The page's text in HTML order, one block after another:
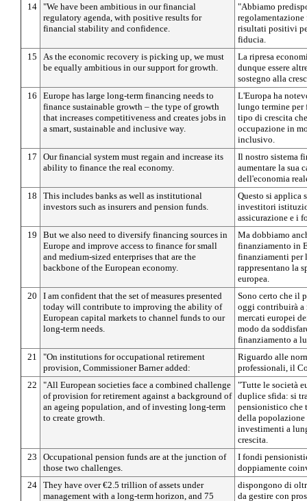
14 "We have been ambitious in our financial
regulatory agenda, with positive results for
financial stability and confidence.
"Abbiamo
risultati positivi
fiducia.
15
As the economic recovery is picking up, we must
be equally ambitious in our support for growth.
La ripresa
dunque essere
sostegno alla
16
Europe has large long-term financing needs to
finance sustainable growth – the type of growth
that increases competitiveness and creates jobs in
a smart, sustainable and inclusive way.
L'Europa ha
lungo termine per
tipo di crescita
occupazione in
inclusivo.
17
Our financial system must regain and increase its
ability to finance the real economy.
Il nostro sistema
aumentare la sua
dell'economia
18
This includes banks as well as institutional
investors such as insurers and pension funds.
Questo si applica
investitori
assicurazione e i
19
But we also need to diversify financing sources in
Europe and improve access to finance for small
and medium-sized enterprises that are the
backbone of the European economy.
Ma dobbiamo
finanziamento in
finanziamenti per
rappresentano la
europea.
20
I am confident that the set of measures presented
today will contribute to improving the ability of
European capital markets to channel funds to our
long-term needs.
Sono certo che il
oggi contribuirà a
mercati europei
modo da
finanziamento a
21
"On institutions for occupational retirement
provision, Commissioner Barner added:
Riguardo alle
professionali, il
22
"All European societies face a combined challenge
of provision for retirement against a background of
an ageing population, and of investing long-term
to create growth.
"Tutte le società
duplice sfida: si
pensionistico che
della popolazione
investimenti a
crescita.
23
Occupational pension funds are at the junction of
those two challenges.
I fondi
doppiamente
24 They have over €2.5 trillion of assets under
management with a long-term horizon, and 75
dispongono di
da gestire con